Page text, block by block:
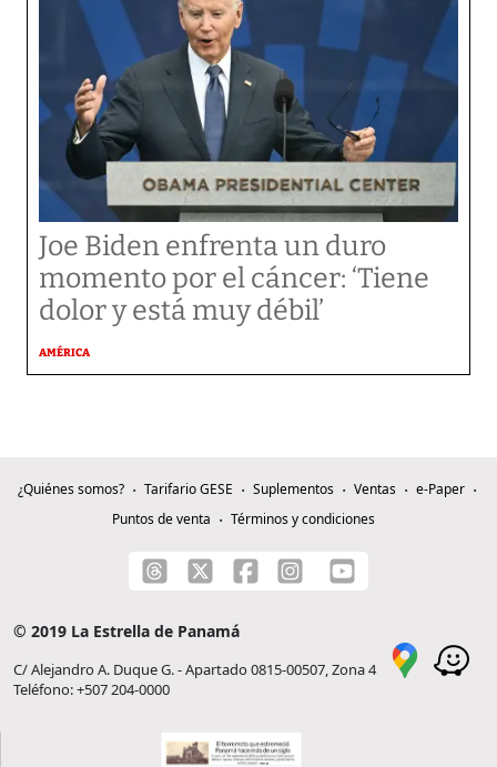
Joe Biden enfrenta un duro
momento por el cáncer: ‘Tiene
dolor y está muy débil’
AMÉRICA
¿Quiénes somos? Tarifario GESE Suplementos Ventas
e-Paper
Puntos de venta
Términos y condiciones
© 2019 La Estrella de Panamá
C/ Alejandro A. Duque G. - Apartado 0815-00507, Zona 4
Teléfono: +507 204-0000